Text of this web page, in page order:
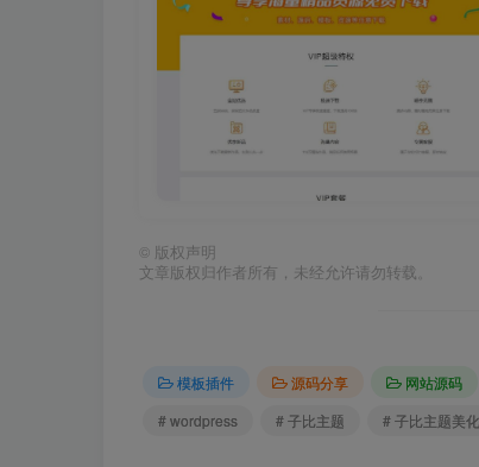
© 版权声明
文章版权归作者所有，未经允许请勿转载。
模板插件 源码分享
网站源码
# wordpress
# 子比主题 # 子比主题美化